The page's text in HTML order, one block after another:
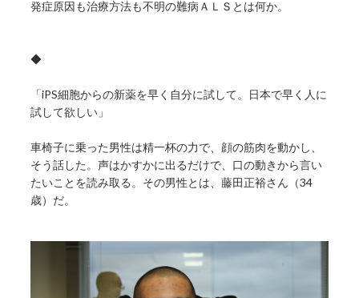
発症原因も治療方法も不明の難病ＡＬＳとは何か。
◆
「iPS細胞からの新薬を早く自分に試して。日本で早く人に
試して欲しい」
車椅子に乗った男性は精一杯の力で、顔の筋肉を動かし、
そう話した。声はかすかに出るだけで、口の動きから言い
たいことを読み取る。その男性とは、藤田正裕さん（34
歳）だ。